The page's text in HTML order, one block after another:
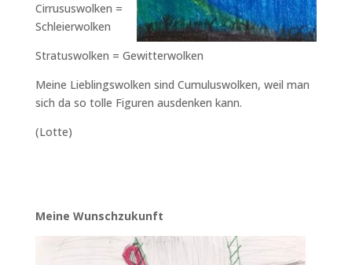
Cirrususwolken =
Schleierwolken
Stratuswolken = Gewitterwolken
Meine Lieblingswolken sind Cumuluswolken, weil man
sich da so tolle Figuren ausdenken kann.
(Lotte)
Meine Wunschzukunft